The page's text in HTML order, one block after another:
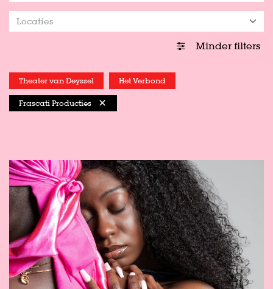
Locaties
Minder filters
Theater van Deyssel Het Verbond
Frascati Producties